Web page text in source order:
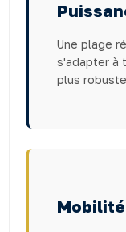
Une plage
s'adapter à
plus